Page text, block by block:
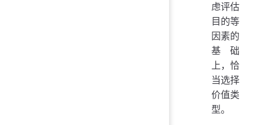
虑评估
目的等
因素的
基础
上，恰
当选择
价值类
型。